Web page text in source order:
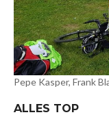
Pepe Kasper, Frank
ALLES TOP